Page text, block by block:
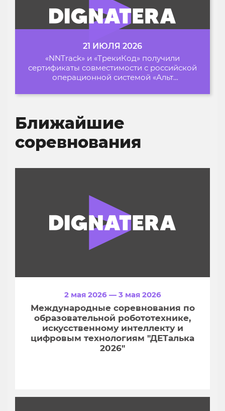
21 ИЮЛЯ 2026
«NNTrack» и «ТрекиКод» получили
сертификаты совместимости с российской
операционной системой «Альт
Ближайшие
соревнования
2 мая 2026 — 3 мая 2026
Международные соревнования по
образовательной робототехнике,
искусственному интеллекту и
цифровым технологиям "ДЕТалька
2026"